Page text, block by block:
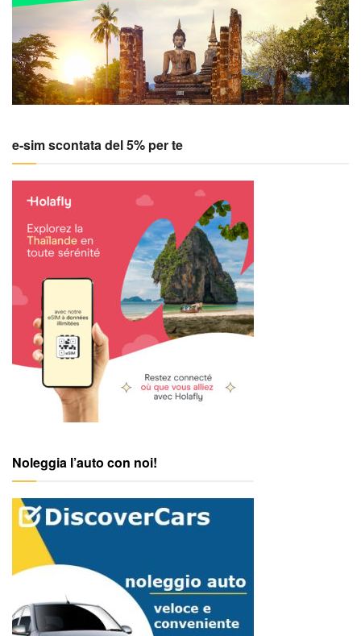
e-sim scontata del 5% per te
Noleggia l’auto con noi!